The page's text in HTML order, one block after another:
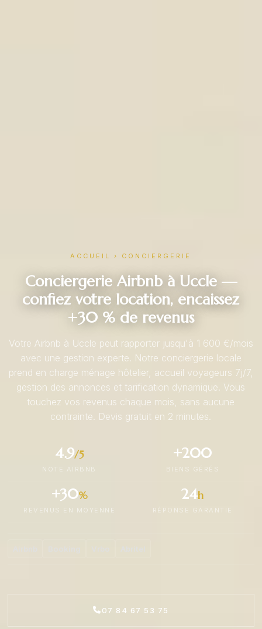
ACCUEIL › CONCIERGERIE
Conciergerie Airbnb à Uccle —
confiez votre location, encaissez
+30 % de revenus
Votre Airbnb à Uccle peut rapporter jusqu'à 1 600 €/mois
avec une gestion experte. Notre conciergerie locale
prend en charge ménage hôtelier, accueil voyageurs 7j/7,
gestion des annonces et tarification dynamique. Vous
touchez vos revenus chaque mois, sans aucune
contrainte. Devis gratuit en 2 minutes.
4.9/5
NOTE AIRBNB
+200
BIENS GÉRÉS
+30%
REVENUS EN MOYENNE
24h
RÉPONSE GARANTIE
07 84 67 53 75